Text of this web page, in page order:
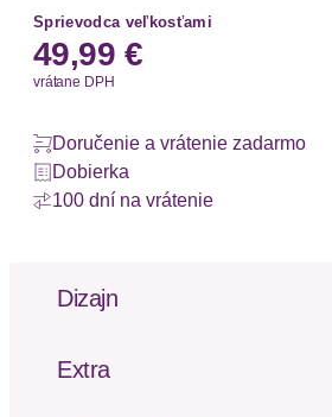
Sprievodca veľkosťami
49,99 €
vrátane DPH
Doručenie a vrátenie zadarmo
Dobierka
100 dní na vrátenie
Dizajn
Teil ein Unikat. Extraweites Bein.
Extra